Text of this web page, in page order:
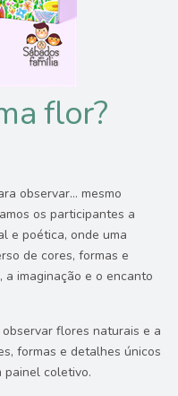
flor?
observar… mesmo
os participantes a
e poética, onde uma
de cores, formas e
a imaginação e o encanto
flores naturais e a
formas e detalhes únicos
painel coletivo.